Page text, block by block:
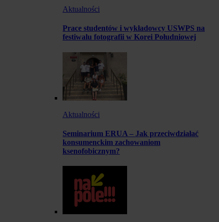
Aktualności
Prace studentów i wykładowcy USWPS na
festiwalu fotografii w Korei Południowej
Aktualności
Seminarium ERUA – Jak przeciwdziałać
konsumenckim zachowaniom
ksenofobicznym?